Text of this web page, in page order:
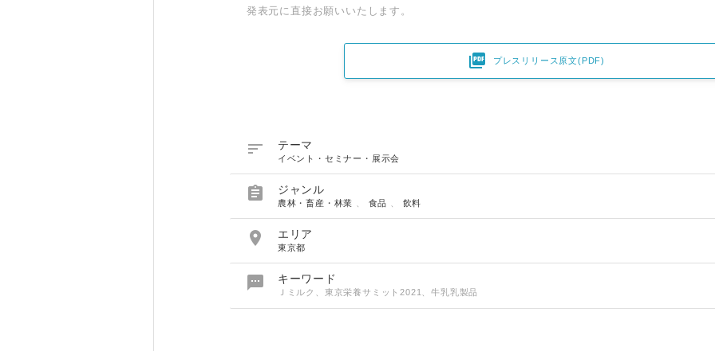
発表元に直接お願いいたします。
 プレスリリース原文(PDF)
 テーマ
イベント・セミナー・展示会
 ジャンル
農林・畜産・林業 食品 飲料
 エリア
東京都
 キーワード
Ｊミルク、東京栄養サミット2021、牛乳乳製品